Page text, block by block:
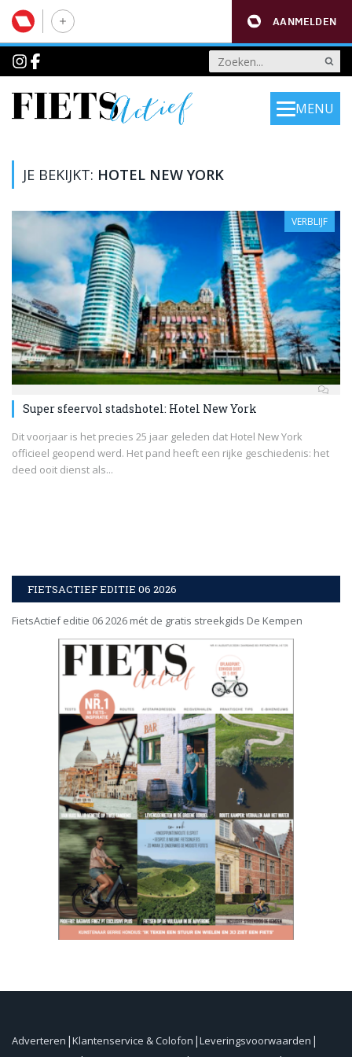
AANMELDEN
MENU
JE BEKIJKT: HOTEL NEW YORK
VERBLIJF
Super sfeervol stadshotel: Hotel New York
Dit voorjaar is het precies 25 jaar geleden dat Hotel New York
officieel geopend werd. Het pand heeft een rijke geschiedenis: het
deed ooit dienst als...
FIETSACTIEF EDITIE 06 2026
FietsActief editie 06 2026 mét de gratis streekgids De Kempen
Adverteren Klantenservice & Colofon Leveringsvoorwaarden